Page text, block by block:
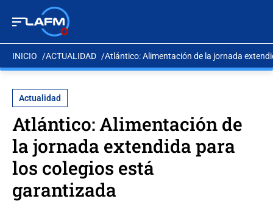
INICIO ACTUALIDAD Atlántico: Alimentación de la jornada
Actualidad
Atlántico: Alimentación de
la jornada extendida para
los colegios está
garantizada